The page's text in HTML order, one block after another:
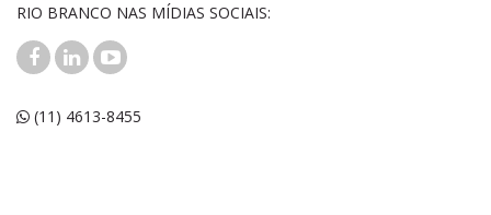
RIO BRANCO NAS MÍDIAS SOCIAIS:
(11) 4613-8455